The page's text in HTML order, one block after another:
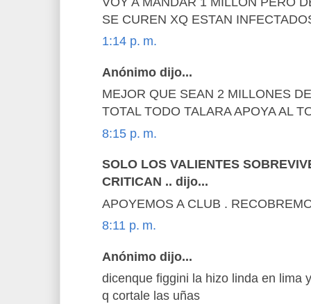
SE CUREN XQ ESTAN
1:14 p. m.
Anónimo dijo...
MEJOR QUE SEAN 2 MILLONES
TOTAL TODO TALARA APOYA AL
8:15 p. m.
SOLO LOS VALIENTES
CRITICAN .. dijo...
APOYEMOS A CLUB .
8:11 p. m.
Anónimo dijo...
dicenque figgini la hizo linda en lima
q cortale las uñas